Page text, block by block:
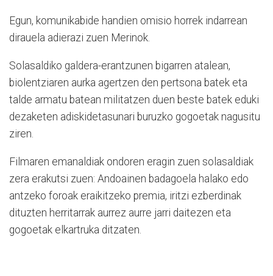
Egun, komunikabide handien omisio horrek indarrean
dirauela adierazi zuen Merinok.
Solasaldiko galdera-erantzunen bigarren atalean,
biolentziaren aurka agertzen den pertsona batek eta
talde armatu batean militatzen duen beste batek eduki
dezaketen adiskidetasunari buruzko gogoetak nagusitu
ziren.
Filmaren emanaldiak ondoren eragin zuen solasaldiak
zera erakutsi zuen: Andoainen badagoela halako edo
antzeko foroak eraikitzeko premia, iritzi ezberdinak
dituzten herritarrak aurrez aurre jarri daitezen eta
gogoetak elkartruka ditzaten.